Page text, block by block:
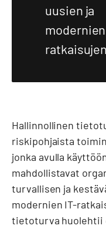
uusien ja
Hallinnollinen
riskipohjaista
jonka avulla
mahdollistavat
turvallisen ja
modernien IT-
tietoturva huolehtii